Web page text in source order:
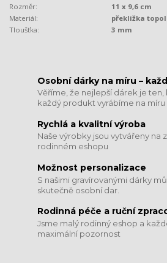
Rozměr:
11 x 9,6 cm
Materiál:
překližka topol
Tloušťka:
3 mm
​​​​​​​Osobní dárky na míru –
Věříme, že nejlepší dárek je ten,
každý produkt vyrábíme na míru
Rychlá a kvalitní výroba
Naše výrobky jsou vytvářeny na
rodinném eshopu
Možnost personalizace
S našimi gravírovanými dárky
skutečně osobní dar.
​​​​​​​Rodinná péče a ruční
Jsme malý rodinný eshop a
maximální pozornost